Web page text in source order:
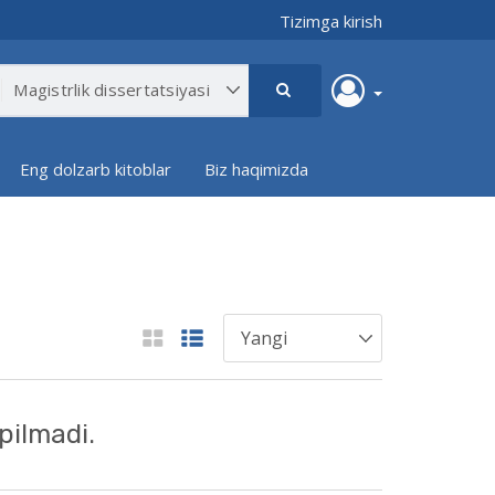
Tizimga kirish
Eng dolzarb kitoblar Biz haqimizda